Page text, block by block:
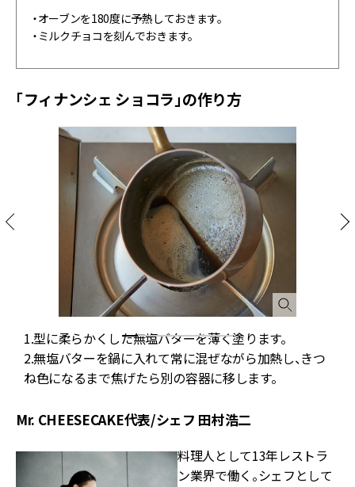
・オーブンを180度に予熱しておきます。
・ミルクチョコを刻んでおきます。
「フィナンシェ ショコラ」の作り方
1.型に柔らかくした無塩バターを薄く塗ります。
2.無塩バターを鍋に入れて常に混ぜながら加熱し、きつ
ね色になるまで焦げたら別の容器に移します。
Mr. CHEESECAKE代表/シェフ 田村浩二
料理人として13年レストラ
ン業界で働く。シェフとして